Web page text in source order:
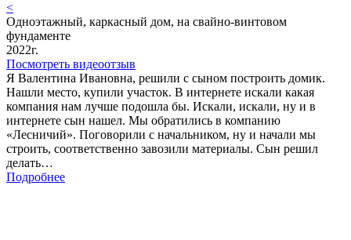
<
Одноэтажный, каркасный дом, на свайно-винтовом
фундаменте
2022г.
Посмотреть видеоотзыв
Я Валентина Ивановна, решили с сыном построить домик.
Нашли место, купили участок. В интернете искали какая
компания нам лучше подошла бы. Искали, искали, ну и в
интернете сын нашел. Мы обратились в компанию
«Лесничий». Поговорили с начальником, ну и начали мы
строить, соответственно завозили материалы. Сын решил
делать…
Подробнее